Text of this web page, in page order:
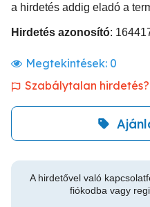
a hirdetés addig eladó a
Hirdetés azonosító:
Megtekintések: 0
Szabálytalan hirdetés?
A hirdetővel való
fiókodba vagy